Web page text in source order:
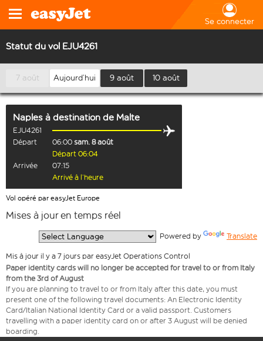
Se connecter
Statut du vol EJU4261
7 août Aujourd’hui 9 août 10 août
Naples à destination de Malte
EJU4261
Départ
06:00 sam. 8 août
Départ 06:04
Arrivée
07:15
Arrivé à l’heure
Vol opéré par easyJet Europe
Mises à jour en temps réel
Powered by Translate
Mis à jour il y a 7 jours par easyJet Operations Control
Paper identity cards will no longer be accepted for travel to or from Italy
from the 3rd of August
If you are planning to travel to or from Italy after this date, you must
present one of the following travel documents: An Electronic Identity
Card/Italian National Identity Card or a valid passport. Customers
travelling with a paper identity card on or after 3 August will be denied
boarding.